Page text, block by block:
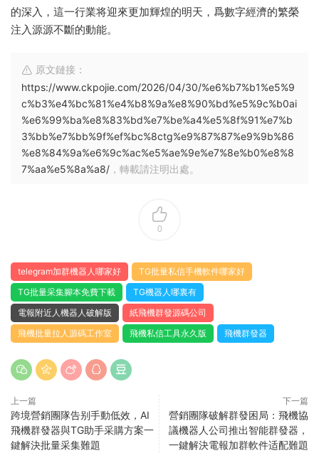
的深入，這一行業将迎來更加輝煌的明天，爲數字經濟的繁榮
注入源源不斷的動能。
原文鏈接：
https://www.ckpojie.com/2026/04/30/%e6%b7%b1%e5%9
c%b3%e4%bc%81%e4%b8%9a%e8%90%bd%e5%9c%b0ai
%e6%99%ba%e8%83%bd%e7%be%a4%e5%8f%91%e7%b
3%bb%e7%bb%9f%ef%bc%8ctg%e9%87%87%e9%9b%86
%e8%84%9a%e6%9c%ac%e5%ae%9e%e7%8e%b0%e8%8
7%aa%e5%8a%a8/ ，轉載請注明出處。
0
telegram加群機器人哪家好
TG批量私信手機軟件哪家好
TG批量采集腳本免費下載
TG機器人哪裏有
電報附近人機器人破解版
紙飛機群發源碼公司
飛機批量拉人源碼工作室
飛機私信工具永久版 飛機群發器
上一篇
跨境營銷團隊告别手動低效，AI
飛機群發器與TG助手采購方案一
鍵解決批量采集難題
下一篇
營銷團隊破解群發困局：飛機協
議機器人公司推出智能群發器，
一鍵解決電報加群軟件适配難題